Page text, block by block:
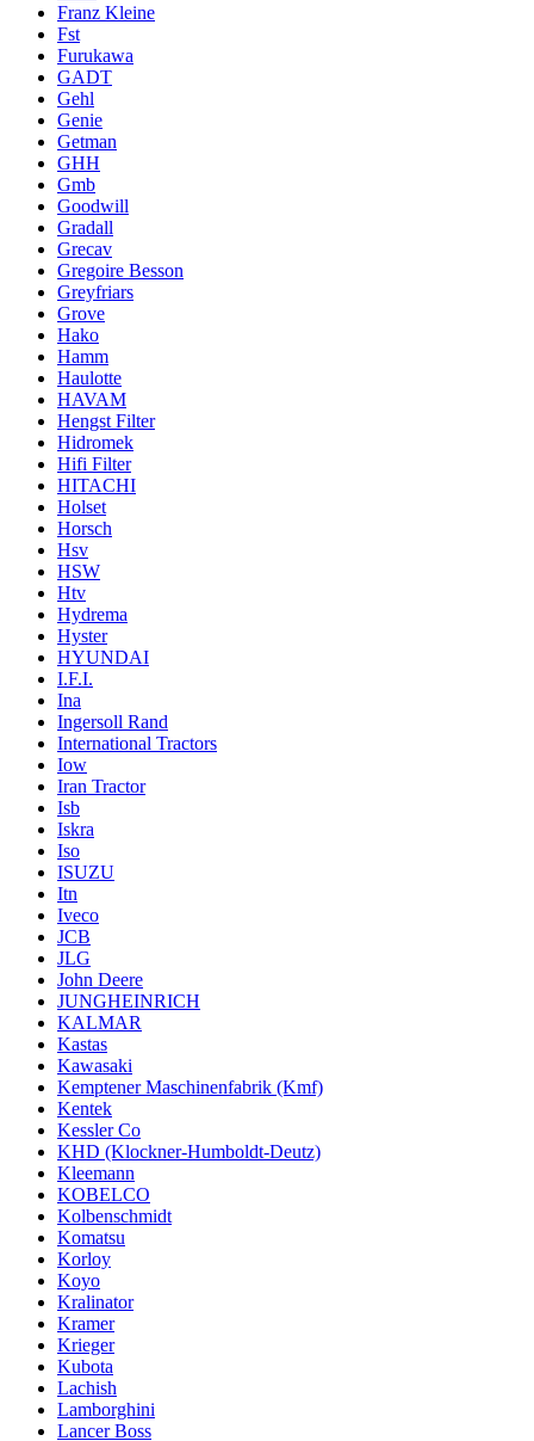
Franz Kleine
Fst
Furukawa
GADT
Gehl
Genie
Getman
GHH
Gmb
Goodwill
Gradall
Grecav
Gregoire Besson
Greyfriars
Grove
Hako
Hamm
Haulotte
HAVAM
Hengst Filter
Hidromek
Hifi Filter
HITACHI
Holset
Horsch
Hsv
HSW
Htv
Hydrema
Hyster
HYUNDAI
I.F.I.
Ina
Ingersoll Rand
International Tractors
Iow
Iran Tractor
Isb
Iskra
Iso
ISUZU
Itn
Iveco
JCB
JLG
John Deere
JUNGHEINRICH
KALMAR
Kastas
Kawasaki
Kemptener Maschinenfabrik (Kmf)
Kentek
Kessler Co
KHD (Klockner-Humboldt-Deutz)
Kleemann
KOBELCO
Kolbenschmidt
Komatsu
Korloy
Koyo
Kralinator
Kramer
Krieger
Kubota
Lachish
Lamborghini
Lancer Boss